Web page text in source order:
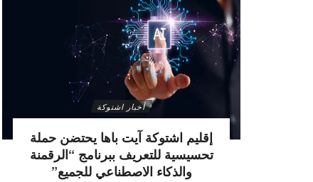
أخبار اشتوكة
إقليم اشتوكة آيت باها يحتضن حملة
تحسيسية للتعريف ببرنامج “الرقمنة
والذكاء الاصطناعي للجميع”